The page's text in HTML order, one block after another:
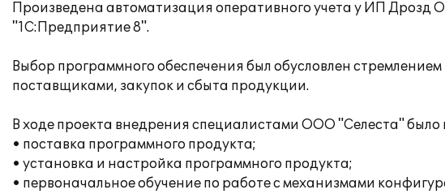
Произведена автоматизация оперативного учета у ИП
"1С:Предприятие 8".
Выбор программного обеспечения был обусловлен
поставщиками, закупок и сбыта продукции.
В ходе проекта внедрения специалистами ООО "Селеста" было
• поставка программного продукта;
• установка и настройка программного продукта;
• первоначальное обучение по работе с механизмами